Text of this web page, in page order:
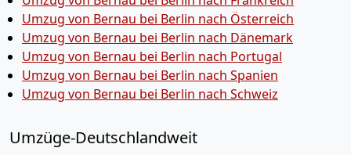
Umzug von Bernau bei Berlin nach Österreich
Umzug von Bernau bei Berlin nach Dänemark
Umzug von Bernau bei Berlin nach Portugal
Umzug von Bernau bei Berlin nach Spanien
Umzug von Bernau bei Berlin nach Schweiz
Umzüge-Deutschlandweit